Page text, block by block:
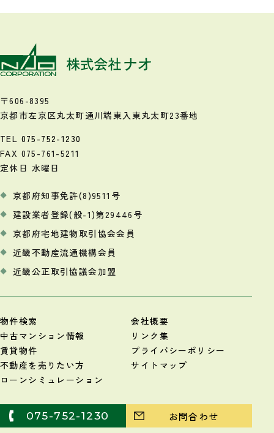
〒606-8395
京都市左京区丸太町通川端東入 東丸太町23番地
TEL 075-752-1230
FAX 075-761-5211
定休日 水曜日
京都府知事免許(8)9511号
建設業者登録(般-1)第29446号
京都府宅地建物取引協会会員
近畿不動産流通機構会員
近畿公正取引協議会加盟
物件検索
中古マンション情報
賃貸物件
不動産を売りたい方
ローンシミュレーション
会社概要
リンク集
プライバシーポリシー
サイトマップ
075-752-1230 お問合わせ